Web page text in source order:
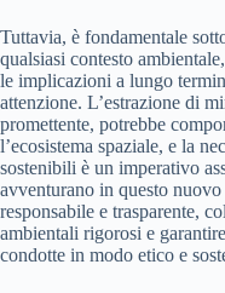
Tuttavia, è fondamentale
qualsiasi contesto
le implicazioni a lungo
attenzione. L’estrazione di
promettente, potrebbe
l’ecosistema spaziale, e la
sostenibili è un imperativo
avventurano in questo
responsabile e trasparente,
ambientali rigorosi e
condotte in modo etico e